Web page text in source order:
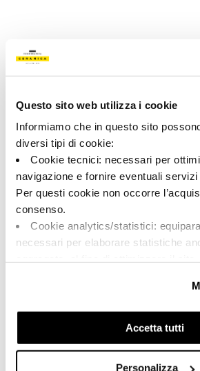
Questo sito web utilizza i cookie
Informiamo che in questo sito
diversi tipi di cookie:
Cookie tecnici: necessari per
navigazione e fornire eventuali servizi
Per questi cookie non occorre
consenso.
Cookie analytics/statistici:
necessari per elaborare statistiche
Cookie di profilazione/marketing:
previo tuo consenso, per esaminare
navigazione e mostrarti quindi avvisi
linea con le tue preferenze.
Accetta tutti
Personalizza
A brand of Cooperativa Ceramica
Tel: +39 0542 601601
СЕРТИФИКАЦИЯ
КОЛЛЕКЦИИ